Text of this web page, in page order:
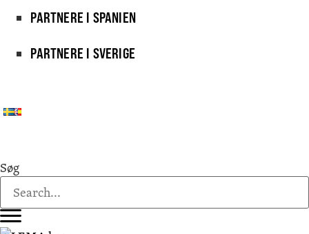
PARTNERE I SPANIEN
PARTNERE I SVERIGE
Søg